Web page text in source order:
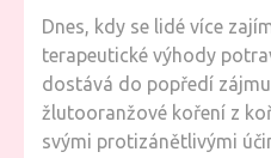
Dnes, kdy se lidé více
terapeutické výhody
dostává do popředí
žlutooranžové koření z
svými protizánětlivými